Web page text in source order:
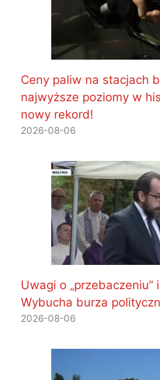
Ceny paliw na stacjach
najwyższe poziomy w
nowy rekord!
2026-08-06
Uwagi o
Wybucha burza
2026-08-06